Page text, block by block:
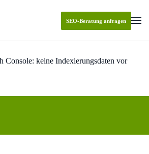
SEO-Beratung anfragen
Console: keine Indexierungsdaten vor